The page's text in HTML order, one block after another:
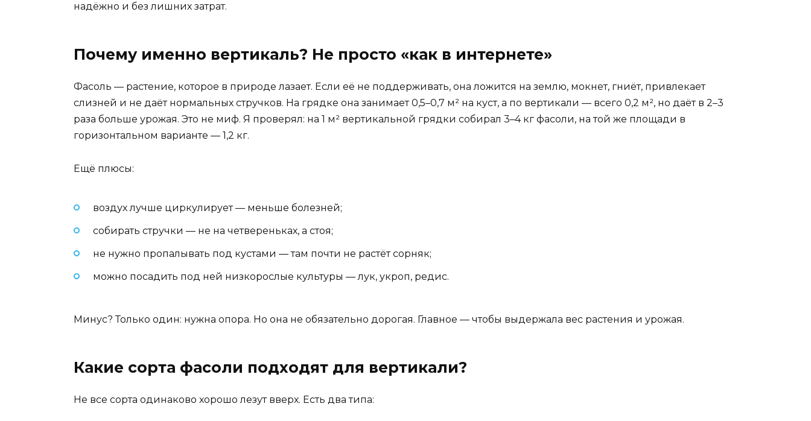
надёжно и без лишних затрат.
Почему именно вертикаль? Не просто «как в интернете»
Фасоль — растение, которое в природе лазает. Если её не поддерживать, она ложится на землю, мокнет, гниёт, привлекает
слизней и не даёт нормальных стручков. На грядке она занимает 0,5–0,7 м² на куст, а по вертикали — всего 0,2 м², но даёт в 2–3
раза больше урожая. Это не миф. Я проверял: на 1 м² вертикальной грядки собирал 3–4 кг фасоли, на той же площади в
горизонтальном варианте — 1,2 кг.
Ещё плюсы:
воздух лучше циркулирует — меньше болезней;
собирать стручки — не на четвереньках, а стоя;
не нужно пропалывать под кустами — там почти не растёт сорняк;
можно посадить под ней низкорослые культуры — лук, укроп, редис.
Минус? Только один: нужна опора. Но она не обязательно дорогая. Главное — чтобы выдержала вес растения и урожая.
Какие сорта фасоли подходят для вертикали?
Не все сорта одинаково хорошо лезут вверх. Есть два типа: